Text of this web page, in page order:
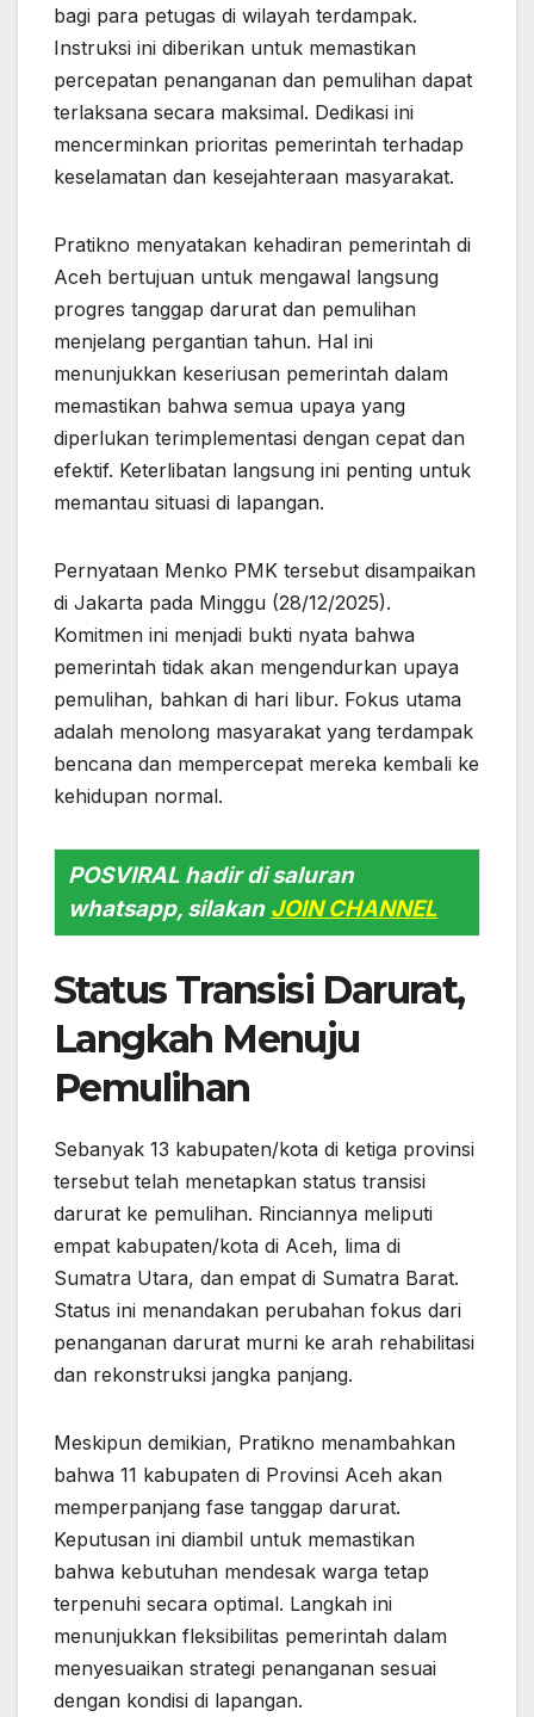
bagi para petugas di wilayah terdampak.
Instruksi ini diberikan untuk memastikan
percepatan penanganan dan pemulihan dapat
terlaksana secara maksimal. Dedikasi ini
mencerminkan prioritas pemerintah terhadap
keselamatan dan kesejahteraan masyarakat.
Pratikno menyatakan kehadiran pemerintah di
Aceh bertujuan untuk mengawal langsung
progres tanggap darurat dan pemulihan
menjelang pergantian tahun. Hal ini
menunjukkan keseriusan pemerintah dalam
memastikan bahwa semua upaya yang
diperlukan terimplementasi dengan cepat dan
efektif. Keterlibatan langsung ini penting untuk
memantau situasi di lapangan.
Pernyataan Menko PMK tersebut disampaikan
di Jakarta pada Minggu (28/12/2025).
Komitmen ini menjadi bukti nyata bahwa
pemerintah tidak akan mengendurkan upaya
pemulihan, bahkan di hari libur. Fokus utama
adalah menolong masyarakat yang terdampak
bencana dan mempercepat mereka kembali ke
kehidupan normal.
POSVIRAL hadir di saluran
whatsapp, silakan JOIN CHANNEL
Status Transisi Darurat,
Langkah Menuju
Pemulihan
Sebanyak 13 kabupaten/kota di ketiga provinsi
tersebut telah menetapkan status transisi
darurat ke pemulihan. Rinciannya meliputi
empat kabupaten/kota di Aceh, lima di
Sumatra Utara, dan empat di Sumatra Barat.
Status ini menandakan perubahan fokus dari
penanganan darurat murni ke arah rehabilitasi
dan rekonstruksi jangka panjang.
Meskipun demikian, Pratikno menambahkan
bahwa 11 kabupaten di Provinsi Aceh akan
memperpanjang fase tanggap darurat.
Keputusan ini diambil untuk memastikan
bahwa kebutuhan mendesak warga tetap
terpenuhi secara optimal. Langkah ini
menunjukkan fleksibilitas pemerintah dalam
menyesuaikan strategi penanganan sesuai
dengan kondisi di lapangan.